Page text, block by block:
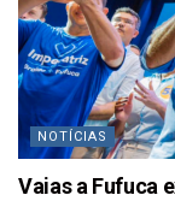
NOTÍCIAS
Vaias a Fufuca